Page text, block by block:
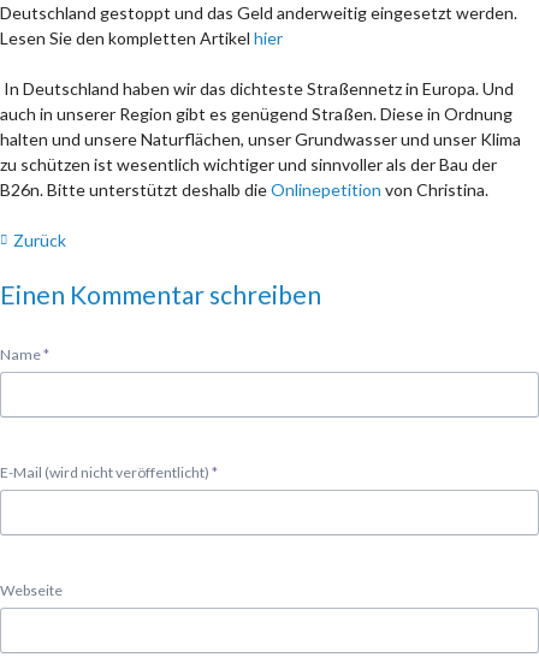
Deutschland gestoppt und das Geld anderweitig eingesetzt werden.
Lesen Sie den kompletten Artikel hier
In Deutschland haben wir das dichteste Straßennetz in Europa. Und
auch in unserer Region gibt es genügend Straßen. Diese in Ordnung
halten und unsere Naturflächen, unser Grundwasser und unser Klima
zu schützen ist wesentlich wichtiger und sinnvoller als der Bau der
B26n. Bitte unterstützt deshalb dieOnlinepetition von Christina.
Zurück
Einen Kommentar schreiben
Pflichtfeld
Name*
Pflichtfeld
E-Mail (wird nicht veröffentlicht) *
Webseite